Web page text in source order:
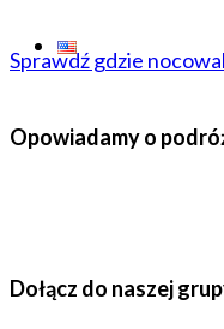
Sprawdź gdzie
Opowiadamy o
Dołącz do naszej